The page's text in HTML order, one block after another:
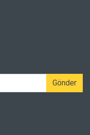
Gönder